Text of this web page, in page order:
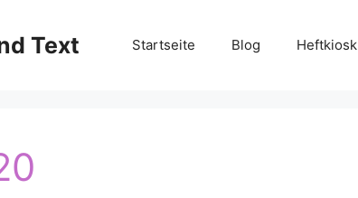
Text Startseite Blog Heftkiosk